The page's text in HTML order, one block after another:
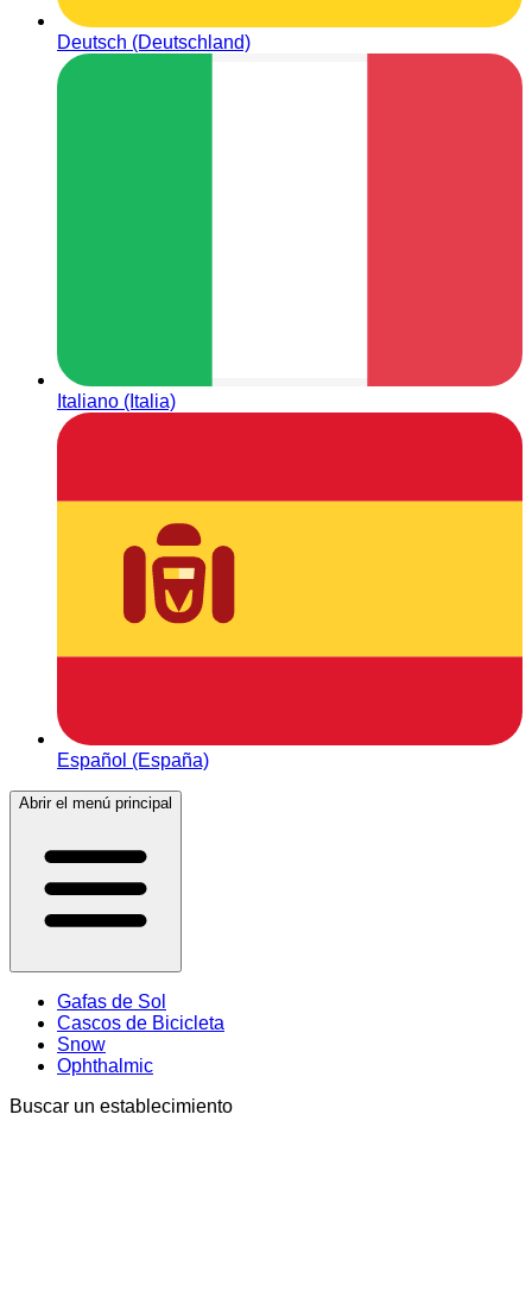
Deutsch (Deutschland)
Italiano (Italia)
Español (España)
Abrir el menú principal
Gafas de Sol
Cascos de Bicicleta
Snow
Ophthalmic
Buscar un establecimiento